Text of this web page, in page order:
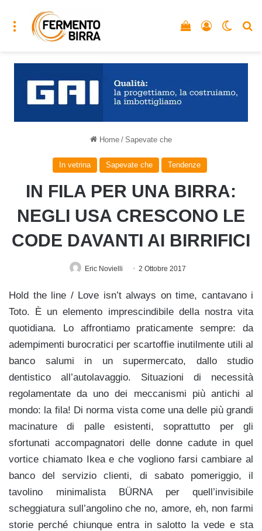
Menu Accedi
Vedi il carrello
Home / Sapevate che
In vetrina Sapevate che Tendenze
IN FILA PER UNA BIRRA:
NEGLI USA CRESCONO LE
CODE DAVANTI AI BIRRIFICI
Eric Novielli 2 Ottobre 2017
Hold the line / Love isn’t always on time, cantavano i
Toto. È un elemento imprescindibile della nostra vita
quotidiana. Lo affrontiamo praticamente sempre: da
adempimenti burocratici per scartoffie inutilmente utili al
banco salumi in un supermercato, dallo studio
dentistico all’autolavaggio. Situazioni di necessità
regolamentate da uno dei meccanismi più antichi al
mondo: la fila! Di norma vista come una delle più grandi
macinature di palle esistenti, soprattutto per gli
sfortunati accompagnatori delle donne cadute in quel
vortice chiamato Ikea e che vogliono farsi cambiare al
banco del servizio clienti, di sabato pomeriggio, il
tavolino minimalista BÜRNA per quell’invisibile
scheggiatura sull’angolino che no, amore, eh, non farmi
storie perché chiunque entra in salotto la vede e sta